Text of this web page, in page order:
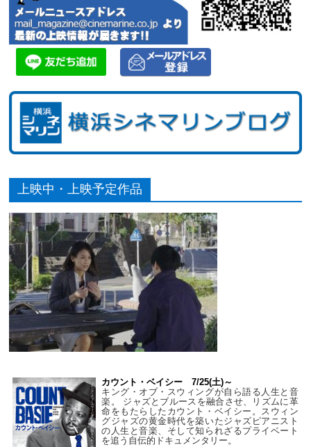
上映中・上映予定作品
カウント・ベイシー 7/25(土)～
キング・オブ・スウィングが自ら語る人生と音
楽。 ジャズとブルースを融合させ、リズムに革
命をもたらしたカウント・ベイシー。スウィン
グジャズの黄金時代を築いたジャズピアニスト
の人生と音楽、そして知られざるプライベート
を追う自伝的ドキュメンタリー。